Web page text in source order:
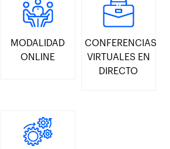
MODALIDAD
ONLINE
CONFERENCIAS
VIRTUALES EN
DIRECTO